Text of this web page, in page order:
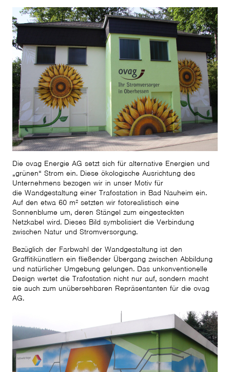
Die ovag Energie AG setzt sich für alternative Energien und
„grünen“ Strom ein. Diese ökologische Ausrichtung des
Unternehmens bezogen wir in unser Motiv für
die Wandgestaltung einer Trafostation in Bad Nauheim ein.
Auf den etwa 60 m² setzten wir fotorealistisch eine
Sonnenblume um, deren Stängel zum eingesteckten
Netzkabel wird. Dieses Bild symbolisiert die Verbindung
zwischen Natur und Stromversorgung.
Bezüglich der Farbwahl der Wandgestaltung ist den
Graffitikünstlern ein fließender Übergang zwischen Abbildung
und natürlicher Umgebung gelungen. Das unkonventionelle
Design wertet die Trafostation nicht nur auf, sondern macht
sie auch zum unübersehbaren Repräsentanten für die ovag
AG.